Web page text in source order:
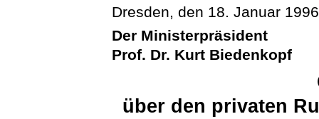
Dresden, den 18. Januar 1996
Der Ministerpräsident
Prof. Dr. Kurt Biedenkopf
über den privaten